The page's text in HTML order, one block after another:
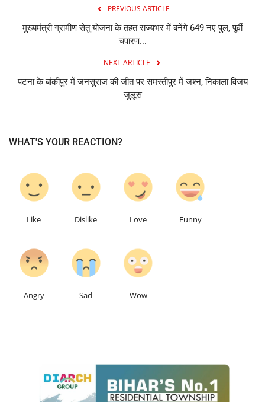
PREVIOUS ARTICLE
मुख्यमंत्री ग्रामीण सेतु योजना के तहत राज्यभर में बनेंगे 649 नए पुल, पूर्वी
चंपारण...
NEXT ARTICLE
पटना के बांकीपुर में जनसुराज की जीत पर समस्तीपुर में जश्न, निकाला विजय
जुलूस
WHAT'S YOUR REACTION?
Like Dislike Love Funny
Angry Sad Wow